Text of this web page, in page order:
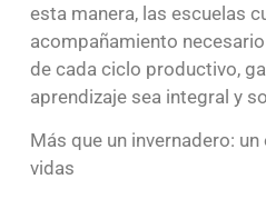
esta manera, las escuelas
acompañamiento
de cada ciclo productivo,
aprendizaje sea integral y
Más que un invernadero:
vidas